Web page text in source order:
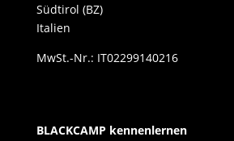
Südtirol (BZ)
Italien
MwSt.-Nr.: IT02299140216
BLACKCAMP kennenlernen